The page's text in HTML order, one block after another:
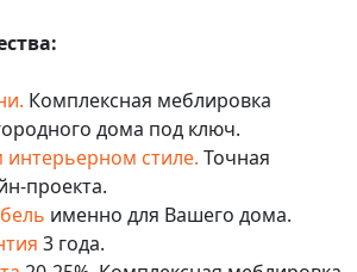
Комплексная меблировка
дома под ключ.
стиле. Точная
проекта.
именно для Вашего дома.
3 года.